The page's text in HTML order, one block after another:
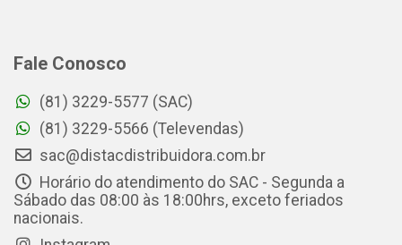
Fale Conosco
(81) 3229-5577 (SAC)
(81) 3229-5566 (Televendas)
sac@distacdistribuidora.com.br
Horário do atendimento do SAC - Segunda a
Sábado das 08:00 às 18:00hrs, exceto feriados
nacionais.